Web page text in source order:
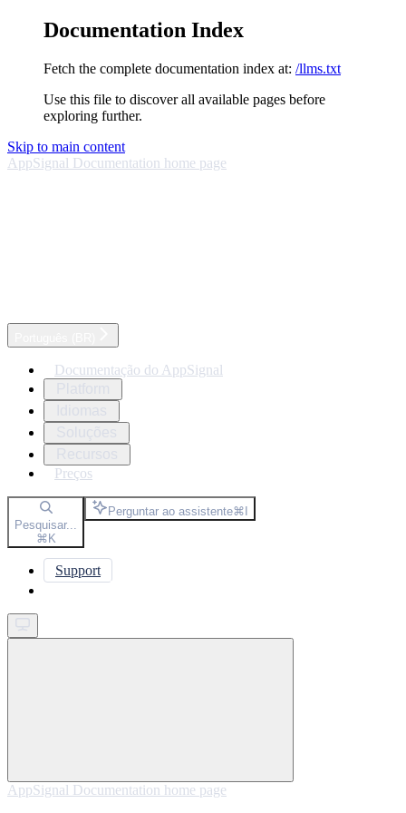
Documentation Index
Fetch the complete documentation index at: /llms.txt
Use this file to discover all available pages before
exploring further.
Skip to main content
AppSignal Documentation home page
Documentação do AppSignal
Preços
Pesquisar...
⌘K
Perguntar ao assistente⌘I
Support
AppSignal Documentation home page